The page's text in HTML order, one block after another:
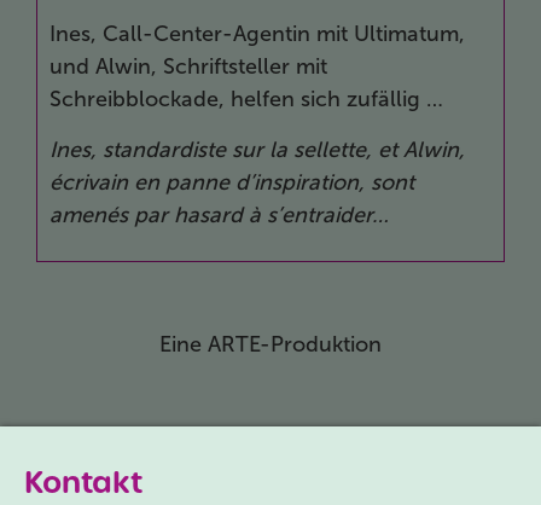
Ines, Call-Center-Agentin mit Ultimatum,
und Alwin, Schriftsteller mit
Schreibblockade, helfen sich zufällig …
Ines, standardiste sur la sellette, et Alwin,
écrivain en panne d’inspiration, sont
amenés par hasard à s’entraider…
Eine ARTE-Produktion
Kontakt